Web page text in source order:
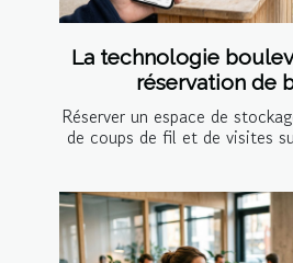
La technologie
réservation de
Réserver un espace de
de coups de fil et de visites